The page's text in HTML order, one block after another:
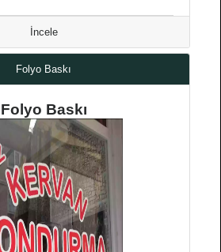
İncele
Folyo Baskı
Folyo Baskı